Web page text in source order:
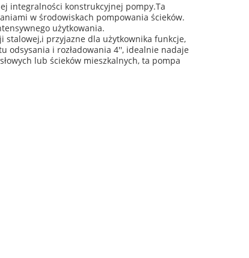
integralności konstrukcyjnej pompy.Ta
w środowiskach pompowania ścieków.
użytkowania.
stalowej,i przyjazne dla użytkownika funkcje,
odsysania i rozładowania 4'', idealnie nadaje
lub ścieków mieszkalnych, ta pompa